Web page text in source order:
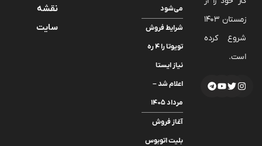
زمستان 1403
شروع کرده
است.
می‌شود
شرایط فروش
تویوتا را ۴ ره
نیاز ایستا
اعلام شد –
مرداد ۱۴۰۵
آغاز فروش
بلیت اتوبوس
نقشه
سایت